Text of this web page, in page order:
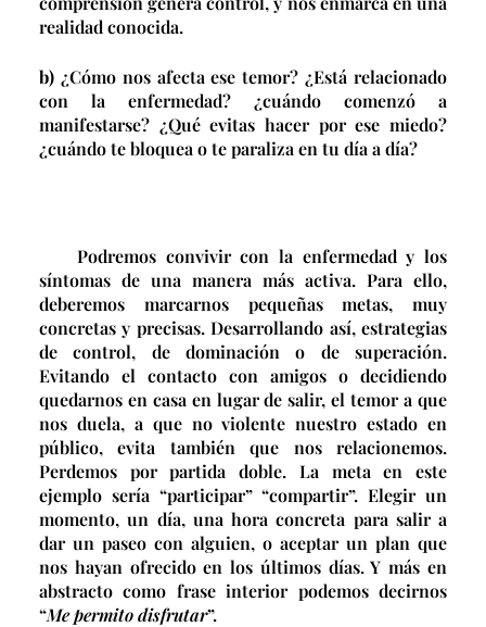
realidad conocida.
b) ¿Cómo nos afecta ese temor? ¿Está relacionado
con la enfermedad? ¿cuándo comenzó a
manifestarse? ¿Qué evitas hacer por ese miedo?
¿cuándo te bloquea o te paraliza en tu día a día?
Podremos convivir con la enfermedad y los
síntomas de una manera más activa. Para ello,
deberemos marcarnos pequeñas metas, muy
concretas y precisas. Desarrollando así, estrategias
de control, de dominación o de superación.
Evitando el contacto con amigos o decidiendo
quedarnos en casa en lugar de salir, el temor a que
nos duela, a que no violente nuestro estado en
público, evita también que nos relacionemos.
Perdemos por partida doble. La meta en este
ejemplo sería “participar” “compartir”. Elegir un
momento, un día, una hora concreta para salir a
dar un paseo con alguien, o aceptar un plan que
nos hayan ofrecido en los últimos días. Y más en
abstracto como frase interior podemos decirnos
“Me permito disfrutar”.